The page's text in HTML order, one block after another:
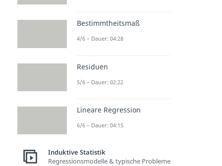
Bestimmtheitsmaß
4/6 – Dauer: 04:28
Residuen
5/6 – Dauer: 02:22
Lineare Regression
6/6 – Dauer: 04:15
Induktive Statistik
Regressionsmodelle & typische Probleme